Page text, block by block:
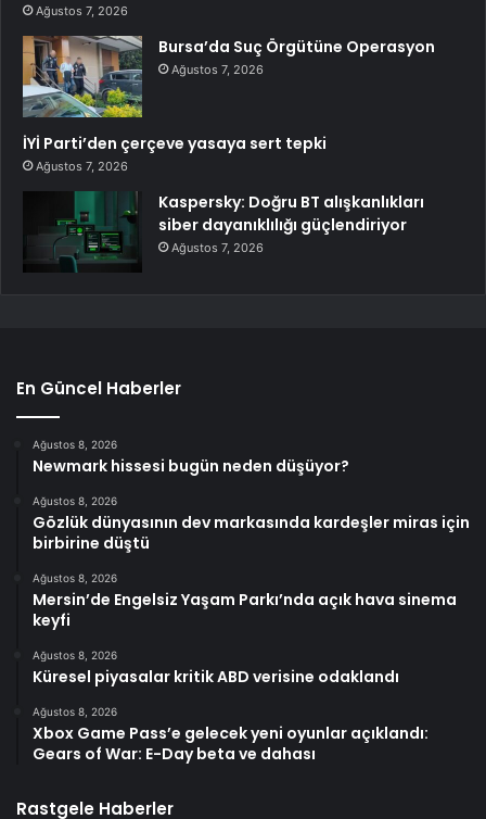
Ağustos 7, 2026
Bursa’da Suç Örgütüne Operasyon
Ağustos 7, 2026
İYİ Parti’den çerçeve yasaya sert tepki
Ağustos 7, 2026
Kaspersky: Doğru BT alışkanlıkları
siber dayanıklılığı güçlendiriyor
Ağustos 7, 2026
En Güncel Haberler
Ağustos 8, 2026
Newmark hissesi bugün neden düşüyor?
Ağustos 8, 2026
Gözlük dünyasının dev markasında kardeşler miras için
birbirine düştü
Ağustos 8, 2026
Mersin’de Engelsiz Yaşam Parkı’nda açık hava sinema
keyfi
Ağustos 8, 2026
Küresel piyasalar kritik ABD verisine odaklandı
Ağustos 8, 2026
Xbox Game Pass’e gelecek yeni oyunlar açıklandı:
Gears of War: E-Day beta ve dahası
Rastgele Haberler